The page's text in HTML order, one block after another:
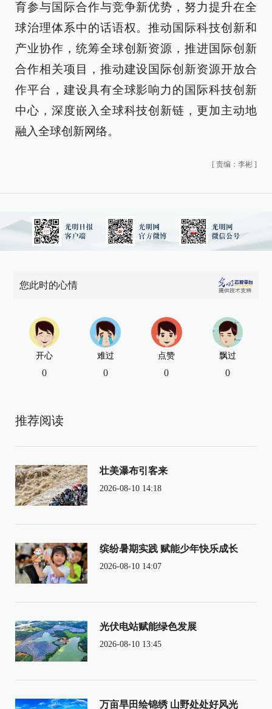
育参与国际合作与竞争新优势，努力提升在全
球治理体系中的话语权。推动国际科技创新和
产业协作，统筹全球创新资源，推进国际创新
合作相关项目，推动建设国际创新资源开放合
作平台，建设具有全球影响力的国际科技创新
中心，深度嵌入全球科技创新链，更加主动地
融入全球创新网络。
[ 责编：李彬 ]
您此时的心情
开心
0
难过
0
点赞
0
飘过
0
推荐阅读
壮美瀑布引客来
2026-08-10 14:18
缤纷暑期实践 赋能少年快乐成长
2026-08-10 14:07
光伏电站赋能绿色发展
2026-08-10 13:45
万亩旱田绘锦绣 山野处处好风光